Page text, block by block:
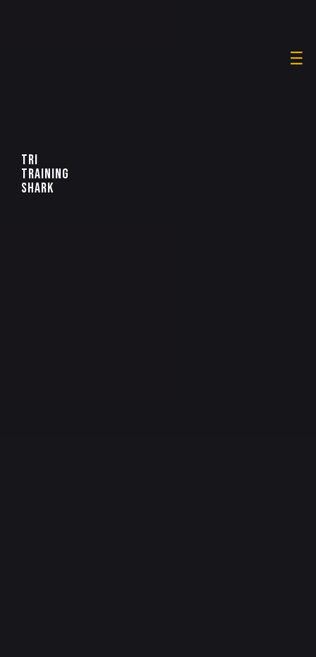
TRI
TRAINING
SHARK
____
____
____